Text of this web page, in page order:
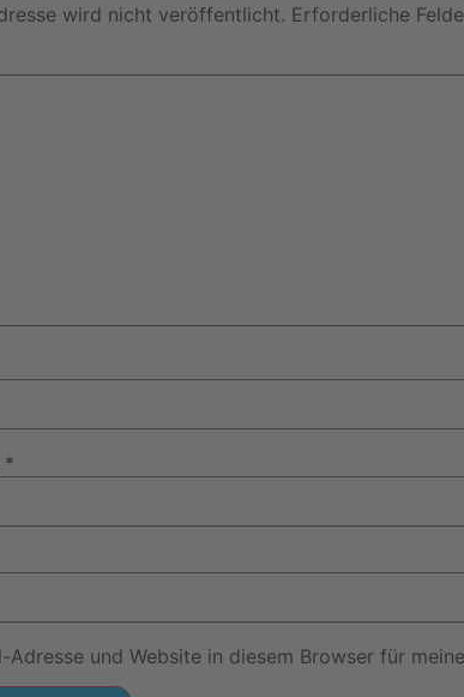
wird nicht veröffentlicht. Erforderliche
*
Adresse und Website in diesem Browser für